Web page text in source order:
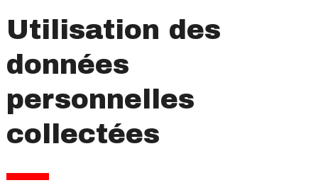
Utilisation des
données
personnelles
collectées